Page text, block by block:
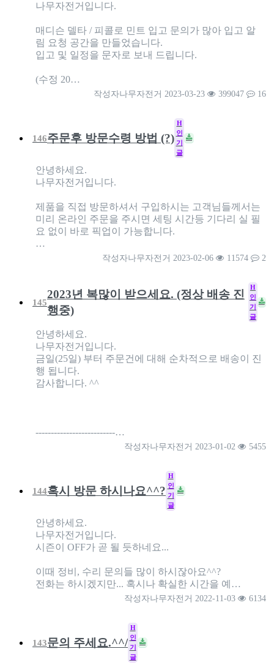
나무자전거입니다.
매디슨 델타 / 피콜로 민트 입고 문의가 많아 입고 알
림 요청 공간을 만들었습니다.
입고 및 일정을 문자로 보내 드립니다.
(수정 20…
작성자나무자전거 2023-03-23 399047 16
146주문후 방문수령 방법 (?)
H
인
기
글
안녕하세요.
나무자전거입니다.
제품을 직접 방문하셔서 구입하시는 고객님들께서는
미리 온라인 주문을 주시면 세팅 시간등 기다리 실 필
요 없이 바로 픽업이 가능합니다.
…
작성자나무자전거 2023-02-06 11574 2
145
2023년 복많이 받으세요. (정상 배송 진
행중)
H
인
기
글
안녕하세요.
나무자전거입니다.
금일(25일) 부터 주문건에 대해 순차적으로 배송이 진
행 됩니다.
감사합니다. ^^
--------------------------…
작성자나무자전거 2023-01-02 5455
144혹시 방문 하시나요^^?
H
인
기
글
안녕하세요.
나무자전거입니다.
시즌이 OFF가 곧 될 듯하네요...
이때 정비, 수리 문의들 많이 하시잖아요^^?
전화는 하시겠지만... 혹시나 확실한 시간을 예…
작성자나무자전거 2022-11-03 6134
143문의 주세요.^^/
H
인
기
글